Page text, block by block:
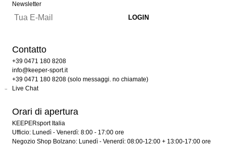
Newsletter
Contatto
+39 0471 180 8208
info@keeper-sport.it
+39 0471 180 8208 (solo messaggi. no chiamate)
Live Chat
Orari di apertura
KEEPERsport Italia
Ufficio: Lunedì - Venerdì: 8:00 - 17:00 ore
Negozio Shop Bolzano: Lunedì - Venerdì: 08:00-12:00 + 13:00-17:00 ore